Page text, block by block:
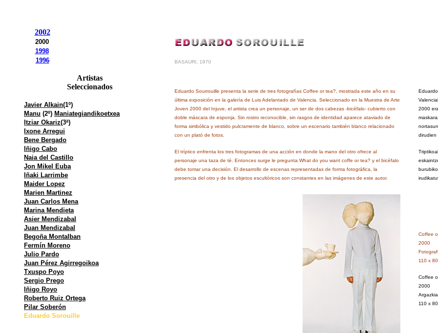
2002
2000
1998
1996
Artistas
Seleccionados
Javier Alkain(1º)
Manu (2º) Maniategiandikoetxea
Itziar Okariz(3ª)
Ixone Arregui
Bene Bergado
Iñigo Cabo
Naia del Castillo
Jon Mikel Euba
Iñaki Larrimbe
Maider Lopez
Marien Martinez
Juan Carlos Mena
Marina Mendieta
Asier Mendizabal
Juan Mendizabal
Begoña Montalban
Fermín Moreno
Julio Pardo
Juan Pérez Agirregoikoa
Txuspo Poyo
Sergio Prego
Iñigo Royo
Roberto Ruiz Ortega
Pilar Soberón
Eduardo Sorouille
BASAURI, 1970
Eduardo Sourrouille presenta la serie de tres fotografías Coffee or tea?, mostrada este año en su
última exposición en la galería de Luis Adelantado de Valencia. Seleccionado en la Muestra de Arte
Joven 2000 del Injuve, el artista crea un personaje, un ser de dos cabezas -bicéfalo- cubierto con
doble máscara de esponja. Sin rostro reconocible, sin rasgos de identidad aparece ataviado de
forma simbólica y vestido pulcramente de blanco, sobre un escenario también blanco relacionado
con un plató de fotos.
El tríptico enfrenta los tres fotogramas de una acción en donde la mano del otro ofrece al
personaje una taza de té. Entonces surge le pregunta What do you want coffe or tea? y el bicéfalo
debe tomar una decisión. El desarrollo de escenas representadas de forma fotográfica, la
presencia del otro y de los objetos escultóricos son constantes en las imágenes de este autor.
2000
dirudien
Coffee
2000
110 x 80
Coffee
2000
Argazkia
110 x 80